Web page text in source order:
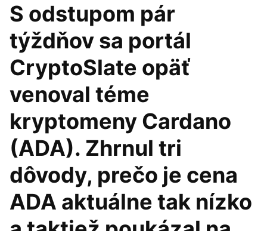
S odstupom pár
týždňov sa portál
CryptoSlate opäť
venoval téme
kryptomeny Cardano
(ADA). Zhrnul tri
dôvody, prečo je cena
ADA aktuálne tak nízko